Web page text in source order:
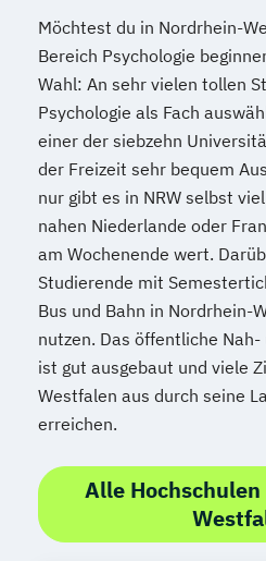
Möchtest du in Nordrhein-
Bereich Psychologie
Wahl: An sehr vielen tollen
Psychologie als Fach
einer der siebzehn
der Freizeit sehr bequem
nur gibt es in NRW selbst
nahen Niederlande oder
am Wochenende wert.
Studierende mit
Bus und Bahn in Nordrhein-
nutzen. Das öffentliche
ist gut ausgebaut und viele
Westfalen aus durch seine
erreichen.
Alle